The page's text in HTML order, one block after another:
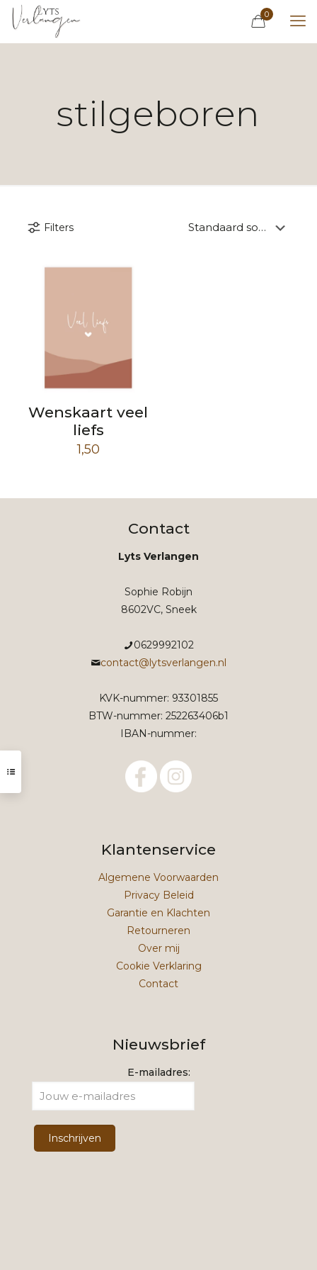
0
stilgeboren
Filters
Wenskaart veel
liefs
1,50
Contact
Lyts Verlangen
Sophie Robijn
8602VC, Sneek
0629992102
contact@lytsverlangen.nl
KVK-nummer: 93301855
BTW-nummer: 252263406b1
IBAN-nummer:
Klantenservice
Algemene Voorwaarden
Privacy Beleid
Garantie en Klachten
Retourneren
Over mij
Cookie Verklaring
Contact
Nieuwsbrief
E-mailadres: